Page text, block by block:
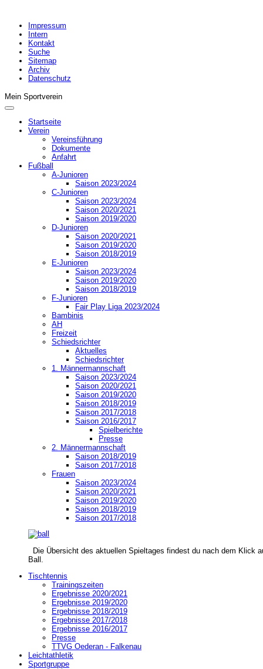
Impressum
Intern
Kontakt
Suche
Sitemap
Archiv
Datenschutz
Mein Sportverein
Startseite
Verein
Vereinsführung
Dokumente
Anfahrt
Fußball
A-Junioren
Saison 2023/2024
C-Junioren
Saison 2023/2024
Saison 2020/2021
Saison 2019/2020
D-Junioren
Saison 2020/2021
Saison 2019/2020
Saison 2018/2019
E-Junioren
Saison 2023/2024
Saison 2019/2020
Saison 2018/2019
F-Junioren
Fair Play Liga 2023/2024
Bambinis
AH
Freizeit
Schiedsrichter
Aktuelles
Schiedsrichter
1. Männermannschaft
Saison 2023/2024
Saison 2020/2021
Saison 2019/2020
Saison 2018/2019
Saison 2017/2018
Saison 2016/2017
Spielberichte
Presse
2. Männermannschaft
Saison 2018/2019
Saison 2017/2018
Frauen
Saison 2023/2024
Saison 2020/2021
Saison 2019/2020
Saison 2018/2019
Saison 2017/2018
Die Übersicht des aktuellen Spieltages findest du nach dem Klick
Ball.
Tischtennis
Trainingszeiten
Ergebnisse 2020/2021
Ergebnisse 2019/2020
Ergebnisse 2018/2019
Ergebnisse 2017/2018
Ergebnisse 2016/2017
Presse
TTVG Oederan - Falkenau
Leichtathletik
Sportgruppe